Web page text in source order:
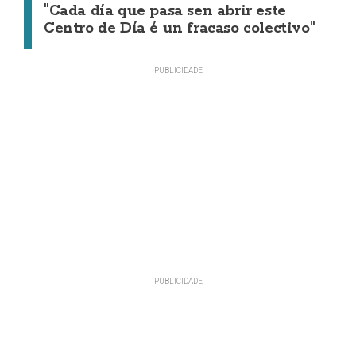
"Cada día que pasa sen abrir este
Centro de Día é un fracaso colectivo"